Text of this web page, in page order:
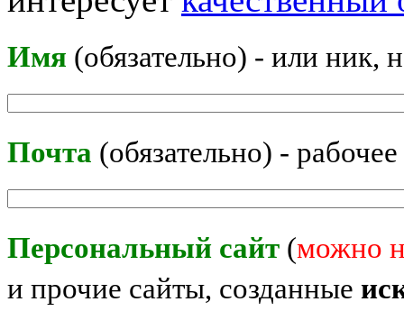
Имя (обязательно) - или ник,
Почта (обязательно) -
Персональный сайт (можно
и прочие сайты, созданные